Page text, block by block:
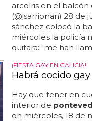
arcoíris en el balcón
(@jsarrionan) 28 de
sánchez colocó la
miércoles la policía
quitara: "me han
¡FIESTA GAY EN GALICIA!
Habrá cocido
Hay que tener en
interior de
on miércoles, 18 de